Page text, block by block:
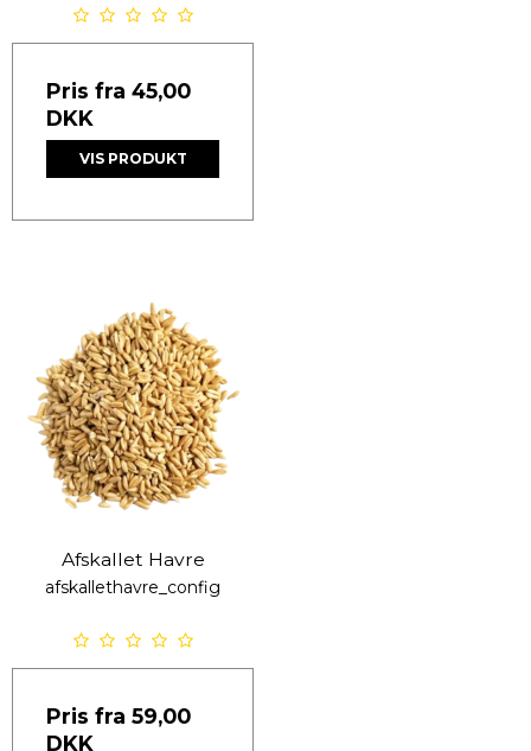
Pris fra 45,00
DKK
VIS PRODUKT
Afskallet Havre
afskallethavre_config
Pris fra 59,00
DKK